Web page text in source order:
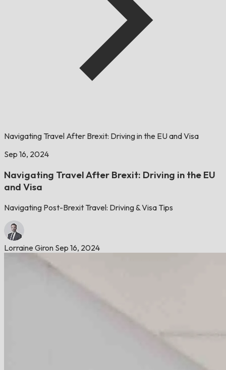
Navigating Travel After Brexit: Driving in the EU and Visa
Sep 16, 2024
Navigating Travel After Brexit: Driving in the EU
and Visa
Navigating Post-Brexit Travel: Driving & Visa Tips
Lorraine Giron Sep 16, 2024